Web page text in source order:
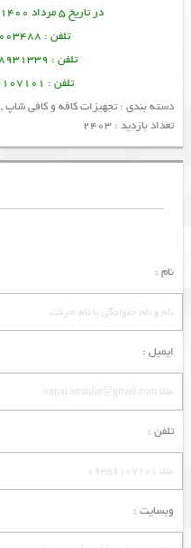
در تاریخ 5 مرداد 1400 این مطلب نوشته شده است.
تلفن : 09378003488 ساسان پرتو
تلفن : 09128931339 منصور امین فر
تلفن : 09356107101 تورج امین فر
دسته بندی :تجهیزات کافه و کافی شاپ,
تعداد بازدید : 2403
نام :
ایمیل :
تلفن :
وبسایت :